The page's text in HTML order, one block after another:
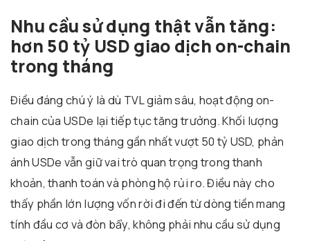
Nhu cầu sử dụng thật vẫn tăng:
hơn 50 tỷ USD giao dịch on-chain
trong tháng
Điều đáng chú ý là dù TVL giảm sâu, hoạt động on-
chain của USDe lại tiếp tục tăng trưởng. Khối lượng
giao dịch trong tháng gần nhất vượt 50 tỷ USD, phản
ánh USDe vẫn giữ vai trò quan trọng trong thanh
khoản, thanh toán và phòng hộ rủi ro. Điều này cho
thấy phần lớn lượng vốn rời đi đến từ dòng tiền mang
tính đầu cơ và đòn bẩy, không phải nhu cầu sử dụng